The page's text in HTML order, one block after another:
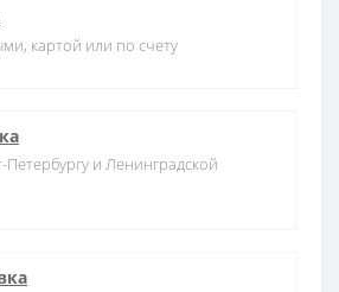
картой или по счету
Петербургу и Ленинградской